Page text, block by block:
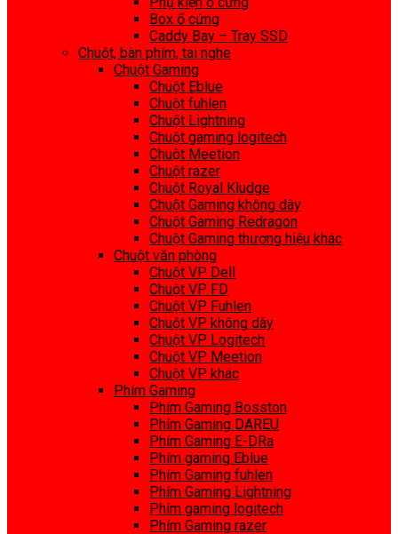
Box ổ cứng
Caddy Bay – Tray SSD
Chuột, bàn phím, tai nghe
Chuột Gaming
Chuột Eblue
Chuột fuhlen
Chuột Lightning
Chuột gaming logitech
Chuột Meetion
Chuột razer
Chuột Royal Kludge
Chuột Gaming không dây
Chuột Gaming Redragon
Chuột Gaming thương hiệu khác
Chuột văn phòng
Chuột VP Dell
Chuột VP FD
Chuột VP Fuhlen
Chuột VP không dây
Chuột VP Logitech
Chuột VP Meetion
Chuột VP khác
Phím Gaming
Phím Gaming Bosston
Phím Gaming DAREU
Phím Gaming E-DRa
Phím gaming Eblue
Phím Gaming fuhlen
Phím Gaming Lightning
Phím gaming logitech
Phím Gaming razer